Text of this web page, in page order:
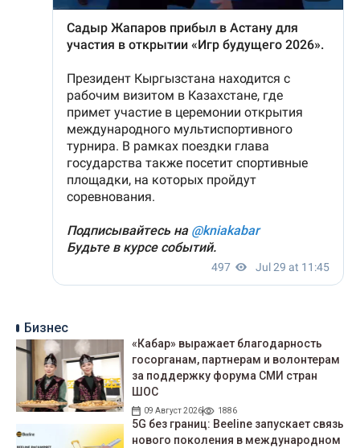
Бизнес
«Кабар» выражает благодарность
госорганам, партнерам и волонтерам
за поддержку форума СМИ стран
ШОС
09 Август 2026 1886
5G без границ: Beeline запускает связь
нового поколения в международном